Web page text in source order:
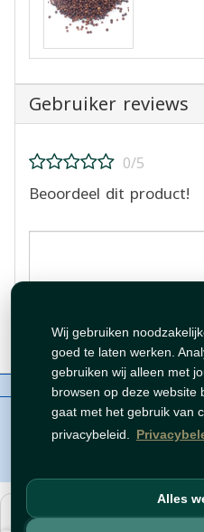
Wij gebruiken
goed te laten werken.
gebruiken wij alleen met
browsen op deze website
gaat met het gebruik van
privacybeleid.
Alles
Gebruiker reviews
0/5
Beoordeel dit product!
Beoordeling plaatsen
Over ons
auteursrechten©
متاحة فقط للحساباتالمسجّلة